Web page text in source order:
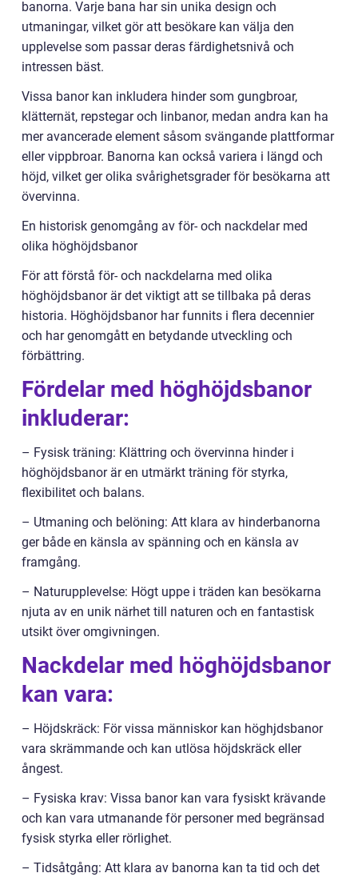
banorna. Varje bana har sin unika design och
utmaningar, vilket gör att besökare kan välja den
upplevelse som passar deras färdighetsnivå och
intressen bäst.
Vissa banor kan inkludera hinder som gungbroar,
klätternät, repstegar och linbanor, medan andra kan ha
mer avancerade element såsom svängande plattformar
eller vippbroar. Banorna kan också variera i längd och
höjd, vilket ger olika svårighetsgrader för besökarna att
övervinna.
En historisk genomgång av för- och nackdelar med
olika höghöjdsbanor
För att förstå för- och nackdelarna med olika
höghöjdsbanor är det viktigt att se tillbaka på deras
historia. Höghöjdsbanor har funnits i flera decennier
och har genomgått en betydande utveckling och
förbättring.
Fördelar med höghöjdsbanor
inkluderar:
– Fysisk träning: Klättring och övervinna hinder i
höghöjdsbanor är en utmärkt träning för styrka,
flexibilitet och balans.
– Utmaning och belöning: Att klara av hinderbanorna
ger både en känsla av spänning och en känsla av
framgång.
– Naturupplevelse: Högt uppe i träden kan besökarna
njuta av en unik närhet till naturen och en fantastisk
utsikt över omgivningen.
Nackdelar med höghöjdsbanor
kan vara:
– Höjdskräck: För vissa människor kan höghjdsbanor
vara skrämmande och kan utlösa höjdskräck eller
ångest.
– Fysiska krav: Vissa banor kan vara fysiskt krävande
och kan vara utmanande för personer med begränsad
fysisk styrka eller rörlighet.
– Tidsåtgång: Att klara av banorna kan ta tid och det